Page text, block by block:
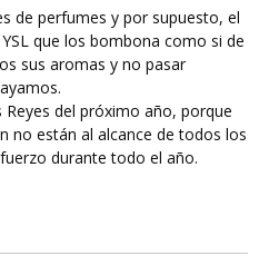
de perfumes y por supuesto, el
que los bombona como si de
sus aromas y no pasar
del próximo año, porque
no están al alcance de todos los
durante todo el año.